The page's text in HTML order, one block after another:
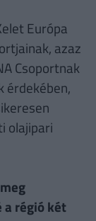
Európa
azaz
Csoportnak
érdekében,
olajipari
régió két